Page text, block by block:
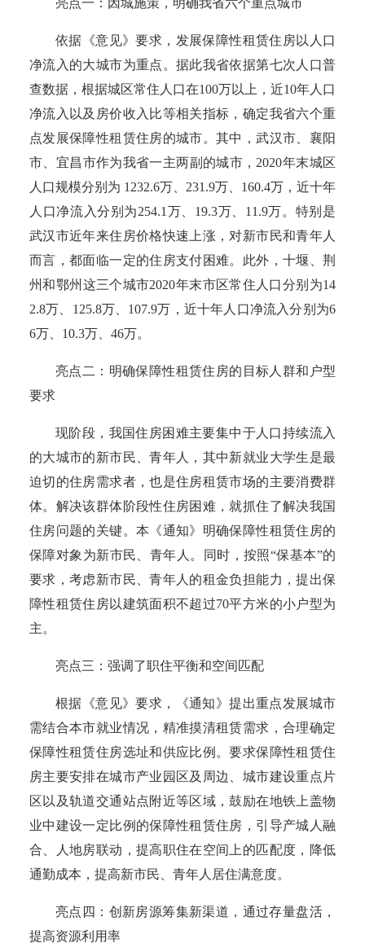
亮点一：因城施策，明确我省六个重点城市
依据《意见》要求，发展保障性租赁住房以人口
净流入的大城市为重点。据此我省依据第七次人口普
查数据，根据城区常住人口在100万以上，近10年人口
净流入以及房价收入比等相关指标，确定我省六个重
点发展保障性租赁住房的城市。其中，武汉市、襄阳
市、宜昌市作为我省一主两副的城市，2020年末城区
人口规模分别为 1232.6万、231.9万、160.4万，近十年
人口净流入分别为254.1万、19.3万、11.9万。特别是
武汉市近年来住房价格快速上涨，对新市民和青年人
而言，都面临一定的住房支付困难。此外，十堰、荆
州和鄂州这三个城市2020年末市区常住人口分别为14
2.8万、125.8万、107.9万，近十年人口净流入分别为6
6万、10.3万、46万。
亮点二：明确保障性租赁住房的目标人群和户型
要求
现阶段，我国住房困难主要集中于人口持续流入
的大城市的新市民、青年人，其中新就业大学生是最
迫切的住房需求者，也是住房租赁市场的主要消费群
体。解决该群体阶段性住房困难，就抓住了解决我国
住房问题的关键。本《通知》明确保障性租赁住房的
保障对象为新市民、青年人。同时，按照“保基本”的
要求，考虑新市民、青年人的租金负担能力，提出保
障性租赁住房以建筑面积不超过70平方米的小户型为
主。
亮点三：强调了职住平衡和空间匹配
根据《意见》要求，《通知》提出重点发展城市
需结合本市就业情况，精准摸清租赁需求，合理确定
保障性租赁住房选址和供应比例。要求保障性租赁住
房主要安排在城市产业园区及周边、城市建设重点片
区以及轨道交通站点附近等区域，鼓励在地铁上盖物
业中建设一定比例的保障性租赁住房，引导产城人融
合、人地房联动，提高职住在空间上的匹配度，降低
通勤成本，提高新市民、青年人居住满意度。
亮点四：创新房源筹集新渠道，通过存量盘活，
提高资源利用率